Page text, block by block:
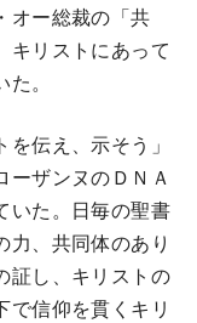
オー総裁の「共
キリストにあって
。
伝え、示そう」
ーザンヌのＤＮＡ
いた。日毎の聖書
力、共同体のあり
証し、キリストの
で信仰を貫くキリ